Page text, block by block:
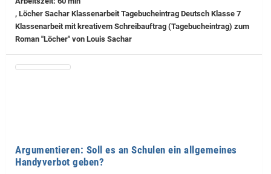
, Löcher Sachar Klassenarbeit Tagebucheintrag Deutsch Klasse 7
Klassenarbeit mit kreativem Schreibauftrag (Tagebucheintrag) zum
Roman "Löcher" von Louis Sachar
Argumentieren: Soll es an Schulen ein allgemeines
Handyverbot geben?